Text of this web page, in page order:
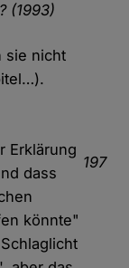
(1993)
sie nicht
Erklärung
dass
könnte"
197